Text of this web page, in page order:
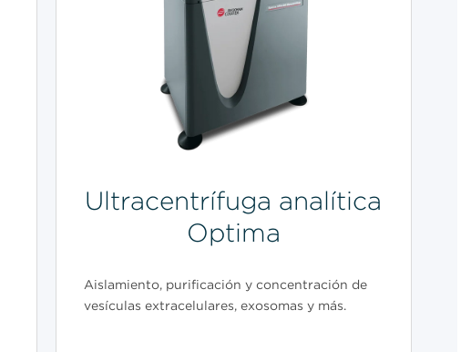
Ultracentrífuga analítica
Optima
Aislamiento, purificación y concentración de
vesículas extracelulares, exosomas y más.